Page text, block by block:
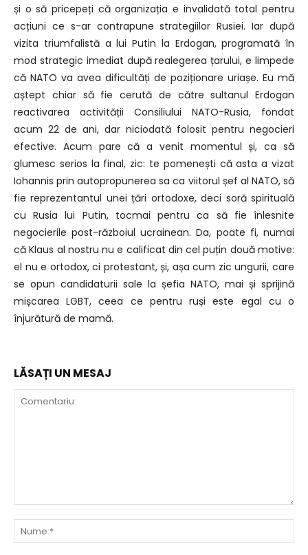
și o să pricepeți că organizația e invalidată total pentru
acțiuni ce s-ar contrapune strategiilor Rusiei. Iar după
vizita triumfalistă a lui Putin la Erdogan, programată în
mod strategic imediat după realegerea țarului, e limpede
că NATO va avea dificultăți de poziționare uriașe. Eu mă
aștept chiar să fie cerută de către sultanul Erdogan
reactivarea activității Consiliului NATO-Rusia, fondat
acum 22 de ani, dar niciodată folosit pentru negocieri
efective. Acum pare că a venit momentul și, ca să
glumesc serios la final, zic: te pomenești că asta a vizat
Iohannis prin autopropunerea sa ca viitorul șef al NATO, să
fie reprezentantul unei țări ortodoxe, deci soră spirituală
cu Rusia lui Putin, tocmai pentru ca să fie înlesnite
negocierile post-războiul ucrainean. Da, poate fi, numai
că Klaus al nostru nu e calificat din cel puțin două motive:
el nu e ortodox, ci protestant, și, așa cum zic ungurii, care
se opun candidaturii sale la șefia NATO, mai și sprijină
mișcarea LGBT, ceea ce pentru ruși este egal cu o
înjurătură de mamă.
LĂSAȚI UN MESAJ